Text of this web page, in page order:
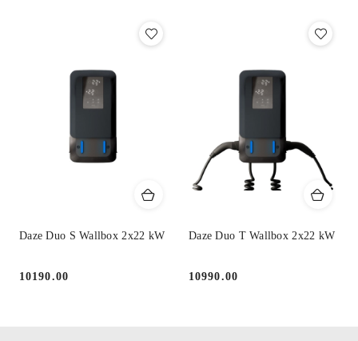
Daze Duo S Wallbox 2x22 kW
10190.00
Daze Duo T Wallbox 2x22 kW
10990.00